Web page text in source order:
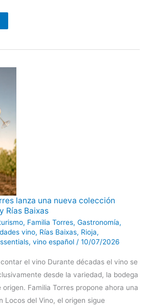
lanza una nueva colección
Rías Baixas
, Familia Torres, Gastronomía,
vino, Rías Baixas, Rioja,
, vino español / 10/07/2026
el vino Durante décadas el vino se
desde la variedad, la bodega
Familia Torres propone ahora una
Locos del Vino, el origen sigue